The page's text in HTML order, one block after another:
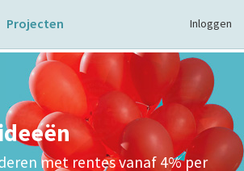
Projecten Inloggen
met rentes vanaf 4% per